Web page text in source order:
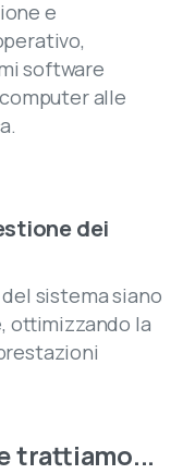
e
software
alle
dei
sistema siano
ottimizzando la
trattiamo...